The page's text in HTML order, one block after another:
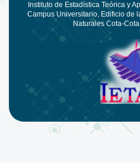
Instituto de Estadística Teórica y
Campus Universitario, Edificio de
Naturales Cota-